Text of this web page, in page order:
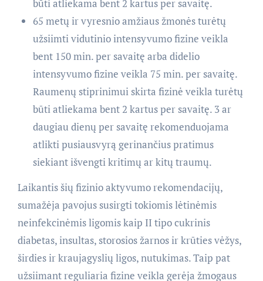
būti atliekama bent 2 kartus per savaitę.
65 metų ir vyresnio amžiaus žmonės turėtų
užsiimti vidutinio intensyvumo fizine veikla
bent 150 min. per savaitę arba didelio
intensyvumo fizine veikla 75 min. per savaitę.
Raumenų stiprinimui skirta fizinė veikla turėtų
būti atliekama bent 2 kartus per savaitę. 3 ar
daugiau dienų per savaitę rekomenduojama
atlikti pusiausvyrą gerinančius pratimus
siekiant išvengti kritimų ar kitų traumų.
Laikantis šių fizinio aktyvumo rekomendacijų,
sumažėja pavojus susirgti tokiomis lėtinėmis
neinfekcinėmis ligomis kaip II tipo cukrinis
diabetas, insultas, storosios žarnos ir krūties vėžys,
širdies ir kraujagyslių ligos, nutukimas. Taip pat
užsiimant reguliaria fizine veikla gerėja žmogaus